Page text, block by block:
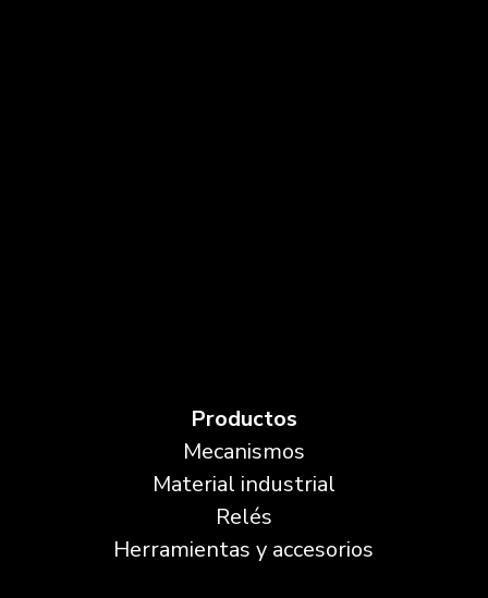
Productos
Mecanismos
Material industrial
Relés
Herramientas y accesorios